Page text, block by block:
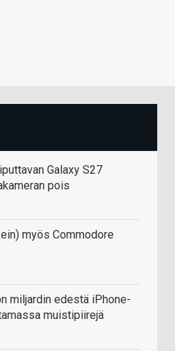
Galaxy S27
pois
myös Commodore
miljardin edestä iPhone-
muistipiirejä